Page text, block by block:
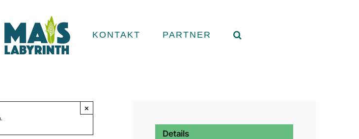
KONTAKT PARTNER
×
Details